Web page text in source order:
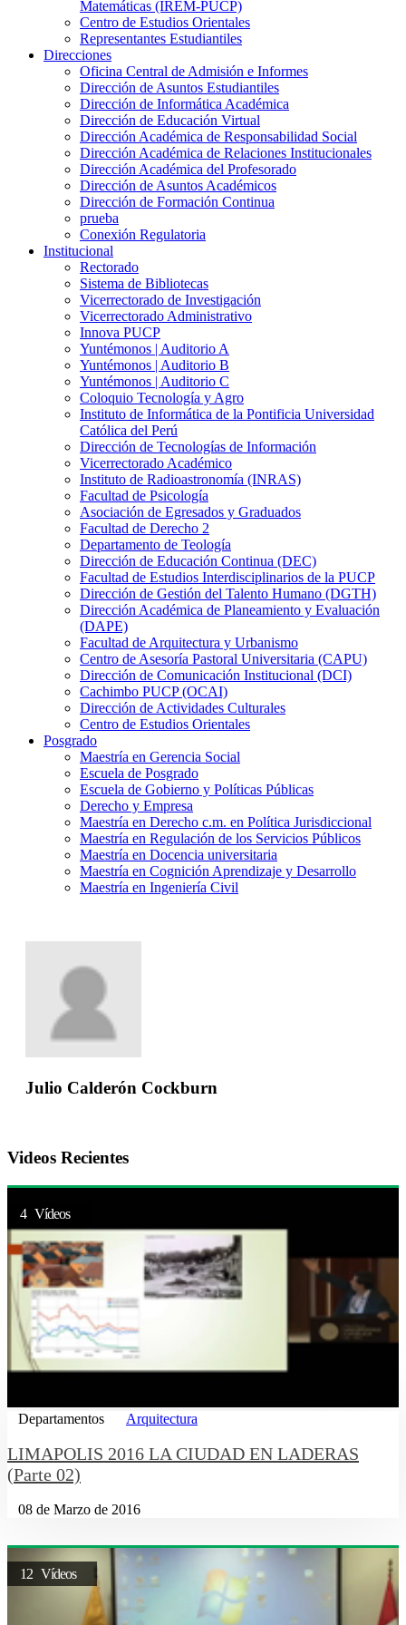
Matemáticas (IREM-PUCP)
Centro de Estudios Orientales
Representantes Estudiantiles
Direcciones
Oficina Central de Admisión e Informes
Dirección de Asuntos Estudiantiles
Dirección de Informática Académica
Dirección de Educación Virtual
Dirección Académica de Responsabilidad Social
Dirección Académica de Relaciones Institucionales
Dirección Académica del Profesorado
Dirección de Asuntos Académicos
Dirección de Formación Continua
prueba
Conexión Regulatoria
Institucional
Rectorado
Sistema de Bibliotecas
Vicerrectorado de Investigación
Vicerrectorado Administrativo
Innova PUCP
Yuntémonos | Auditorio A
Yuntémonos | Auditorio B
Yuntémonos | Auditorio C
Coloquio Tecnología y Agro
Instituto de Informática de la Pontificia Universidad
Católica del Perú
Dirección de Tecnologías de Información
Vicerrectorado Académico
Instituto de Radioastronomía (INRAS)
Facultad de Psicología
Asociación de Egresados y Graduados
Facultad de Derecho 2
Departamento de Teología
Dirección de Educación Continua (DEC)
Facultad de Estudios Interdisciplinarios de la PUCP
Dirección de Gestión del Talento Humano (DGTH)
Dirección Académica de Planeamiento y Evaluación
(DAPE)
Facultad de Arquitectura y Urbanismo
Centro de Asesoría Pastoral Universitaria (CAPU)
Dirección de Comunicación Institucional (DCI)
Cachimbo PUCP (OCAI)
Dirección de Actividades Culturales
Centro de Estudios Orientales
Posgrado
Maestría en Gerencia Social
Escuela de Posgrado
Escuela de Gobierno y Políticas Públicas
Derecho y Empresa
Maestría en Derecho c.m. en Política Jurisdiccional
Maestría en Regulación de los Servicios Públicos
Maestría en Docencia universitaria
Maestría en Cognición Aprendizaje y Desarrollo
Maestría en Ingeniería Civil
Julio Calderón Cockburn
Videos Recientes
4 Vídeos
Departamentos Arquitectura
LIMAPOLIS 2016 LA CIUDAD EN LADERAS
(Parte 02)
08 de Marzo de 2016
12 Vídeos